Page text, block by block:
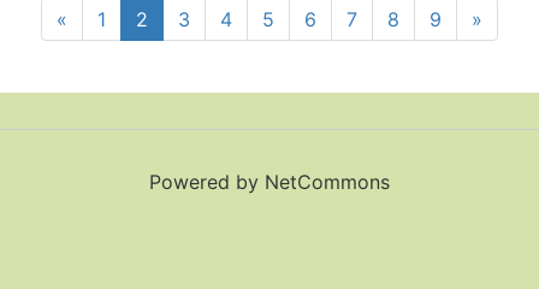
« 1 2 3 4 5 6 7 8 9 »
Powered by NetCommons